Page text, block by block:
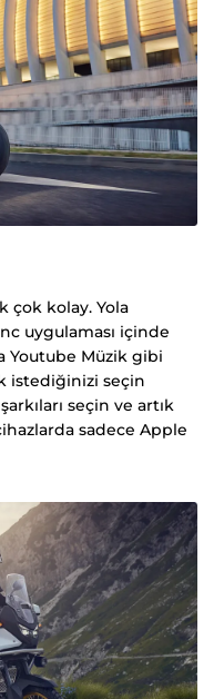
çok kolay. Yola
uygulaması içinde
Youtube Müzik gibi
istediğinizi seçin
seçin ve artık
sadece Apple